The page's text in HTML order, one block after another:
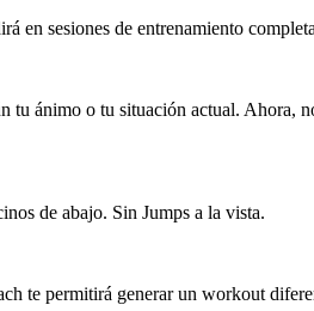
en sesiones de entrenamiento
ánimo o tu situación actual. Ahora,
de abajo. Sin Jumps a la vista.
te permitirá generar un workout